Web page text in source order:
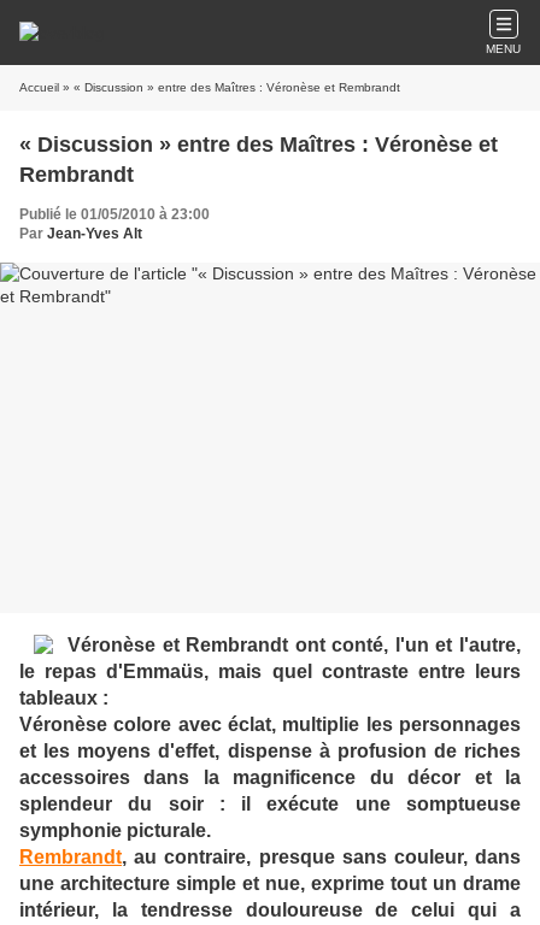
MENU
Accueil » « Discussion » entre des Maîtres : Véronèse et Rembrandt
« Discussion » entre des Maîtres : Véronèse et
Rembrandt
Publié le 01/05/2010 à 23:00
Par Jean-Yves Alt
Véronèse et Rembrandt ont conté, l'un et l'autre,
le repas d'Emmaüs, mais quel contraste entre leurs
tableaux :
Véronèse colore avec éclat, multiplie les personnages
et les moyens d'effet, dispense à profusion de riches
accessoires dans la magnificence du décor et la
splendeur du soir : il exécute une somptueuse
symphonie picturale.
Rembrandt, au contraire, presque sans couleur, dans
une architecture simple et nue, exprime tout un drame
intérieur, la tendresse douloureuse de celui qui a